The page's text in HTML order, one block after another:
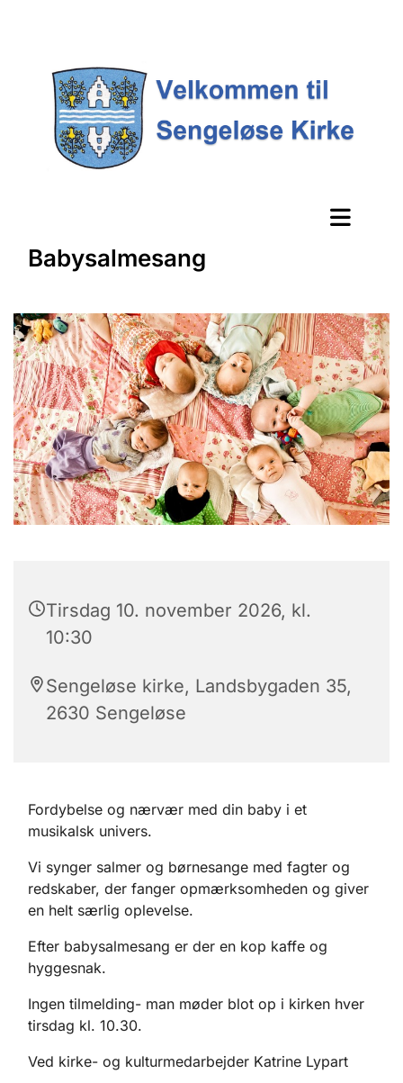
Babysalmesang
Tirsdag 10. november 2026, kl.
10:30
Sengeløse kirke, Landsbygaden 35,
2630 Sengeløse
Fordybelse og nærvær med din baby i et
musikalsk univers.
Vi synger salmer og børnesange med fagter og
redskaber, der fanger opmærksomheden og giver
en helt særlig oplevelse.
Efter babysalmesang er der en kop kaffe og
hyggesnak.
Ingen tilmelding- man møder blot op i kirken hver
tirsdag kl. 10.30.
Ved kirke- og kulturmedarbejder Katrine Lypart